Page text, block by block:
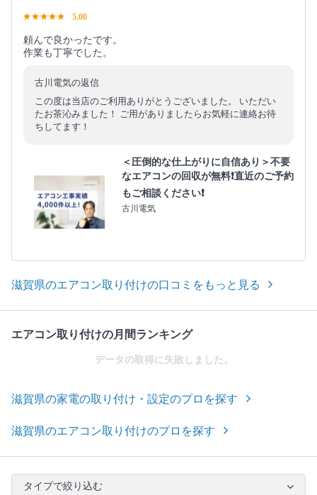
5.00
頼んで良かったです。
作業も丁寧でした。
古川電気の返信
この度は当店のご利用ありがとうございました。 いただい
たお茶沁みました！ ご用がありましたらお気軽に連絡お待
ちしてます！
＜圧倒的な仕上がりに自信あり＞不要
なエアコンの回収が無料❗直近のご予約
もご相談ください❗
古川電気
滋賀県のエアコン取り付けの口コミをもっと見る
エアコン取り付けの月間ランキング
データの取得に失敗しました。
滋賀県の家電の取り付け・設定のプロを探す
滋賀県のエアコン取り付けのプロを探す
タイプで絞り込む